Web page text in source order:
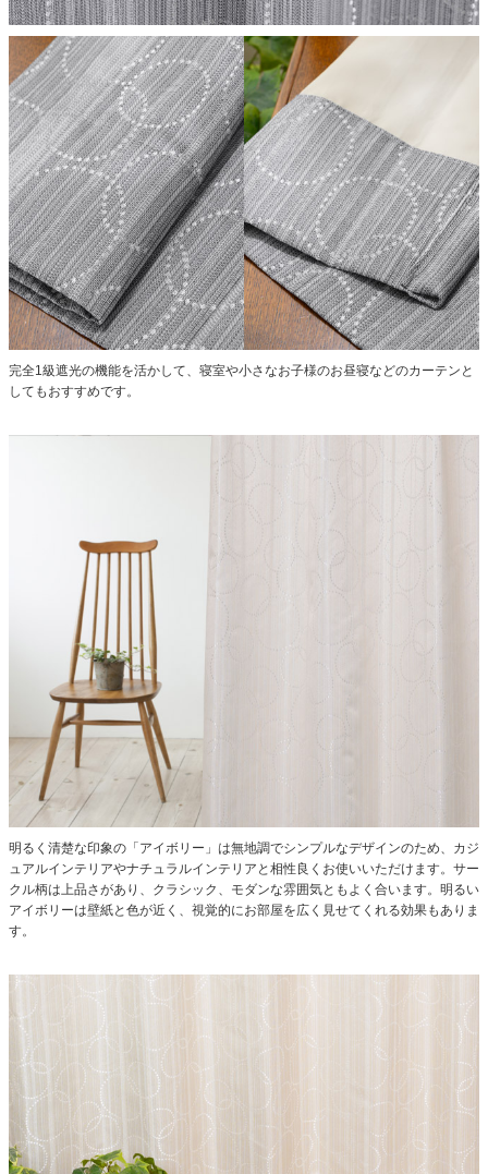
完全1級遮光の機能を活かして、寝室や小さなお子様のお昼寝などのカーテンと
してもおすすめです。
明るく清楚な印象の「アイボリー」は無地調でシンプルなデザインのため、カジ
ュアルインテリアやナチュラルインテリアと相性良くお使いいただけます。サー
クル柄は上品さがあり、クラシック、モダンな雰囲気ともよく合います。明るい
アイボリーは壁紙と色が近く、視覚的にお部屋を広く見せてくれる効果もありま
す。